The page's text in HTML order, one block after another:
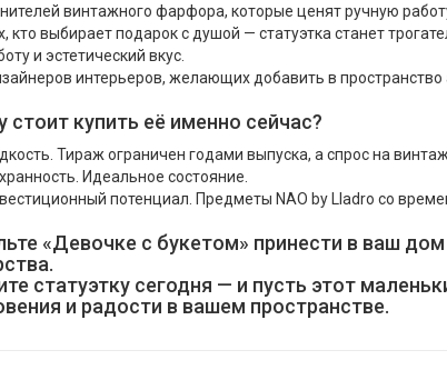
винтажного фарфора, которые ценят ручную
кто выбирает подарок с душой — статуэтка станет
и эстетический вкус.
интерьеров, желающих добавить в пространство
стоит купить её именно сейчас?
Тираж ограничен годами выпуска, а спрос на
Идеальное состояние.
потенциал. Предметы NAO by Lladro со
«Девочке с букетом» принести в ваш дом
статуэтку сегодня — и пусть этот
и радости в вашем пространстве.